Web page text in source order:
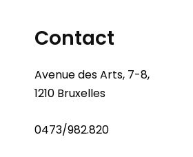
Contact
Avenue des Arts, 7-8,
1210 Bruxelles
0473/982.820